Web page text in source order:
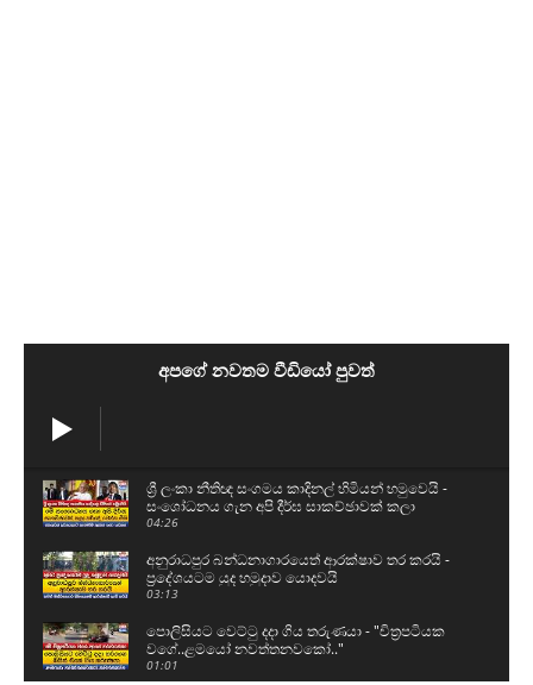
අපගේ නවතම වීඩියෝ පුවත්
ශ්‍රී ලංකා නීතිඥ සංගමය කාදිනල් හිමියන් හමුවෙයි -
සංශෝධනය ගැන අපි දීර්ඝ සාකච්ඡාවක් කලා
04:26
අනුරාධපුර බන්ධනාගාරයෙත් ආරක්ෂාව තර කරයි -
ප්‍රදේශයටම යුද හමුදාව යොදවයි
03:13
පොලිසියට වෙට්ටු දදා ගිය තරුණයා - "චිත්‍රපටියක
වගේ..ළමයෝ නවත්තනවකෝ.."
01:01